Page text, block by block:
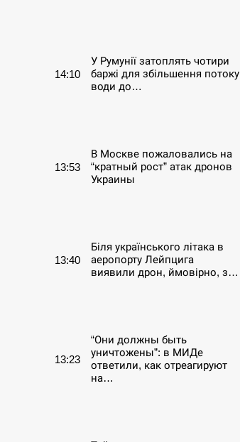
14:10
У Румунії затоплять чотири
баржі для збільшення потоку
води до…
13:53
В Москве пожаловались на
“кратный рост” атак дронов
Украины
13:40
Біля українського літака в
аеропорту Лейпцига
виявили дрон, ймовірно, з…
13:23
“Они должны быть
уничтожены”: в МИДе
ответили, как отреагируют
на…